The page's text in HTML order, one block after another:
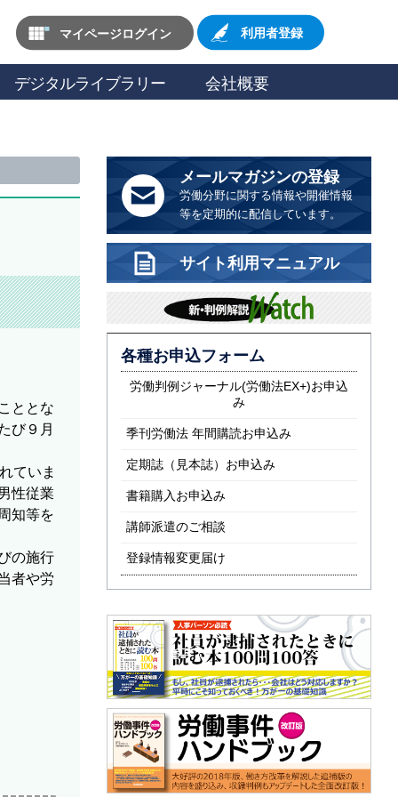
マイページログイン 利用者登録
デジタルライブラリー 会社概要
ととな
び９月
ていま
性従業
知等を
の施行
者や労
メールマガジンの登録
労働分野に関する情報や開催情報
等を定期的に配信しています。
サイト利用マニュアル
各種お申込フォーム
労働判例ジャーナル(労働法EX+)お申込
み
季刊労働法 年間購読お申込み
定期誌（見本誌）お申込み
書籍購入お申込み
講師派遣のご相談
登録情報変更届け